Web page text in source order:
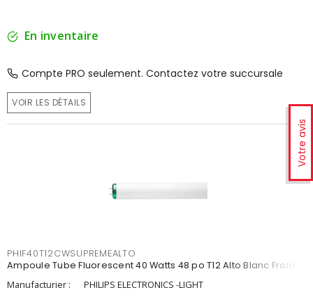
Votre avis
En inventaire
Compte PRO seulement. Contactez votre succursale
VOIR LES DÉTAILS
PHIF40T12CWSUPREMEALTO
Ampoule Tube Fluorescent 40 Watts 48 po T12 Alto Blanc Froid
Manufacturier :
PHILIPS ELECTRONICS -LIGHT